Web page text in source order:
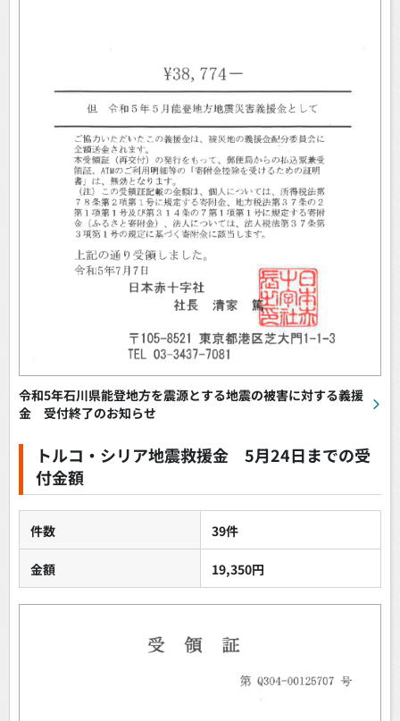
令和5年石川県能登地方を震源とする地震の被害に対する義援
金 受付終了のお知らせ
トルコ・シリア地震救援金 5月24日までの受
付金額
件数 39件
金額 19,350円